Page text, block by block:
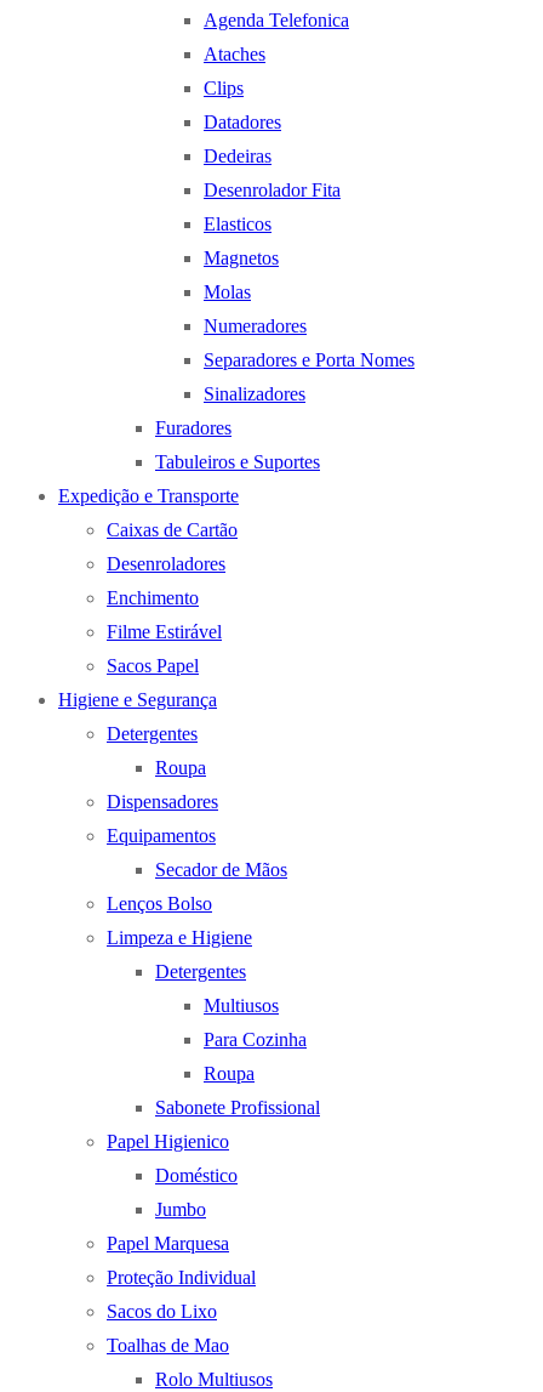
Agenda Telefonica
Ataches
Clips
Datadores
Dedeiras
Desenrolador Fita
Elasticos
Magnetos
Molas
Numeradores
Separadores e Porta Nomes
Sinalizadores
Furadores
Tabuleiros e Suportes
Expedição e Transporte
Caixas de Cartão
Desenroladores
Enchimento
Filme Estirável
Sacos Papel
Higiene e Segurança
Detergentes
Roupa
Dispensadores
Equipamentos
Secador de Mãos
Lenços Bolso
Limpeza e Higiene
Detergentes
Multiusos
Para Cozinha
Roupa
Sabonete Profissional
Papel Higienico
Doméstico
Jumbo
Papel Marquesa
Proteção Individual
Sacos do Lixo
Toalhas de Mao
Rolo Multiusos